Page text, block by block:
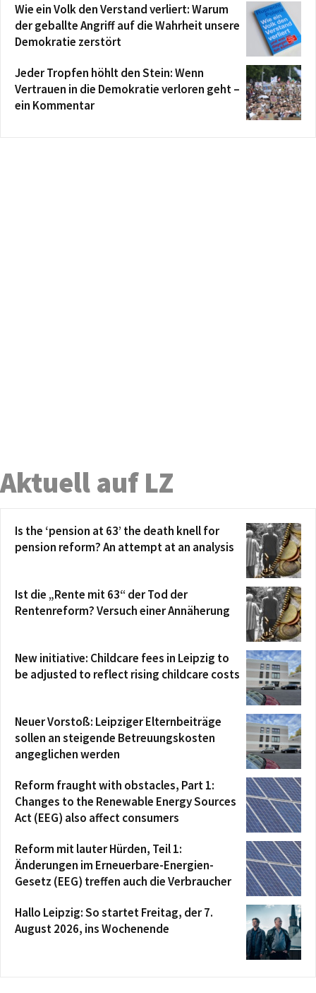
Wie ein Volk den Verstand verliert: Warum
der geballte Angriff auf die Wahrheit unsere
Demokratie zerstört
Jeder Tropfen höhlt den Stein: Wenn
Vertrauen in die Demokratie verloren geht –
ein Kommentar
Aktuell auf LZ
Is the ‘pension at 63’ the death knell for
pension reform? An attempt at an analysis
Ist die „Rente mit 63“ der Tod der
Rentenreform? Versuch einer Annäherung
New initiative: Childcare fees in Leipzig to
be adjusted to reflect rising childcare costs
Neuer Vorstoß: Leipziger Elternbeiträge
sollen an steigende Betreuungskosten
angeglichen werden
Reform fraught with obstacles, Part 1:
Changes to the Renewable Energy Sources
Act (EEG) also affect consumers
Reform mit lauter Hürden, Teil 1:
Änderungen im Erneuerbare-Energien-
Gesetz (EEG) treffen auch die Verbraucher
Hallo Leipzig: So startet Freitag, der 7.
August 2026, ins Wochenende